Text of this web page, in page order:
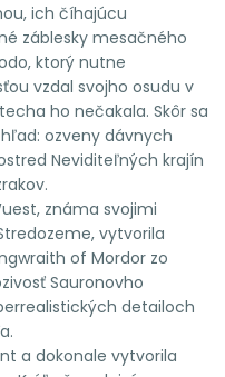
ich číhajúcu
záblesky mesačného
ktorý nutne
vzdal svojho osudu v
ho nečakala. Skôr sa
ozveny dávnych
Neviditeľných krajín
známa svojimi
vytvorila
of Mordor zo
Sauronovho
detailoch
a dokonale vytvorila